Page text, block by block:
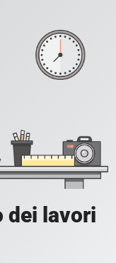
dei lavori